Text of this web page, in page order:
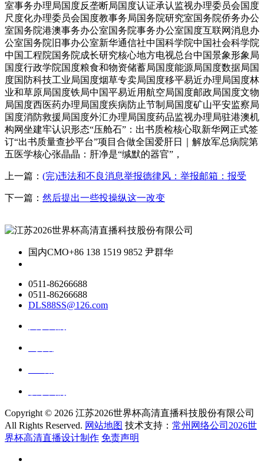
室事务办理局国度反垄断局国度认证承认监视办理委员会国度
尺度化办理委员会国度教事务局国务院研究室国务院侨务办公
室国务院港澳事务办公室国务院事务办公室国度互联网消息办
公室国务院旧事办公室新华通信社中国科学院中国社会科学院
中国工程院国务院成长研究核心地方电视总台中国景象形象局
国度行政学院国度粮食和物资储蓄局国度能源局国度数据局国
度国防科技工业局国度烟草专卖局国度移平易近办理局国度林
业和草原局国度铁局中国平易近用航空局国度邮政局国度文物
局国度西医药办理局国度疾病防止节制局国度矿山平安监察局
国度消防救援局国度外汇办理局国度药品监视办理局驻港澳机
构网坐建牢认识形态“压舱石”：出书质检核心取新华网正式签
订“出书质量查抄平台”项目合做全国爱肝日｜解放军总病院第
五医学核心张晶晶：肝净是“缄默的器官”，
上一篇： (完)违法和不良消息举报德律风：举报邮箱：报受
下一篇： 然后提出一些投操纵这一改变
国内CMO+86 138 1519 9852 尹群华
0511-86266688
0511-86266688
DLS88SS@126.com
Copyright © 2026 江苏2026世界杯高清直播科技股份有限公司
All Rights Reserved. 网站地图 技术支持： 常州网络公司2026世
界杯高清直播设计制作 免责声明